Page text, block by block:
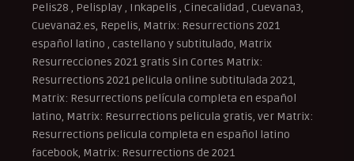
Pelis28 , Pelisplay , Inkapelis , Cinecalidad , Cuevana3,
Cuevana2.es, Repelis, Matrix: Resurrections 2021
español latino , castellano y subtitulado, Matrix
Resurrecciones 2021 gratis Sin Cortes Matrix:
Resurrections 2021 pelicula online subtitulada 2021,
Matrix: Resurrections película completa en español
latino, Matrix: Resurrections pelicula gratis, ver Matrix:
Resurrections pelicula completa en español latino
facebook, Matrix: Resurrections de 2021